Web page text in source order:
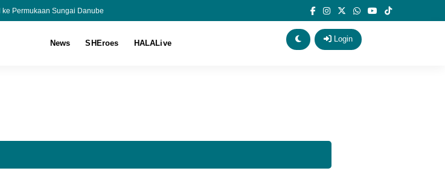
Permukaan Sungai Danube
Baru ke PN Jakpus
News SHEroes HALALive
Login